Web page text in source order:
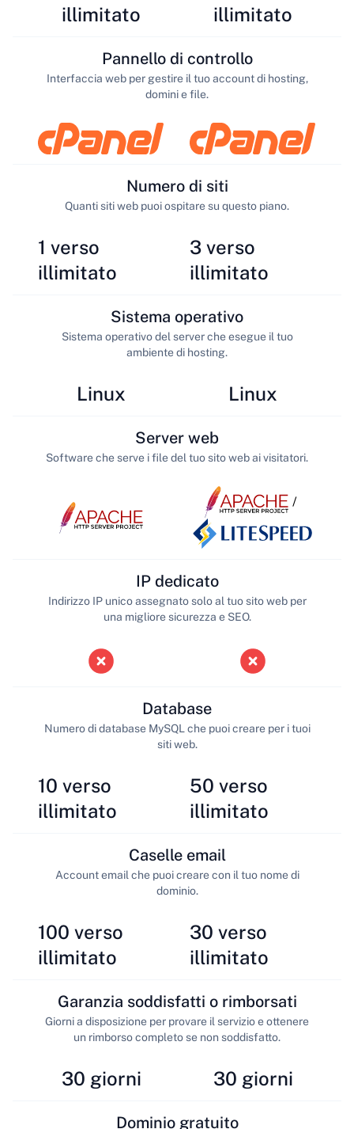
illimitato illimitato
Pannello di controllo
Interfaccia web per gestire il tuo account di hosting,
domini e file.
1 verso
illimitato
Numero di siti
Quanti siti web puoi ospitare su questo piano.
3 verso
illimitato
Linux
Sistema operativo
Sistema operativo del server che esegue il tuo
ambiente di hosting.
Linux
Server web
Software che serve i file del tuo sito web ai visitatori.
/
IP dedicato
Indirizzo IP unico assegnato solo al tuo sito web per
una migliore sicurezza e SEO.
10 verso
illimitato
Database
Numero di database MySQL che puoi creare per i tuoi
siti web.
50 verso
illimitato
100 verso
illimitato
Caselle email
Account email che puoi creare con il tuo nome di
dominio.
30 verso
illimitato
30 giorni
Garanzia soddisfatti o rimborsati
Giorni a disposizione per provare il servizio e ottenere
un rimborso completo se non soddisfatto.
30 giorni
Dominio gratuito